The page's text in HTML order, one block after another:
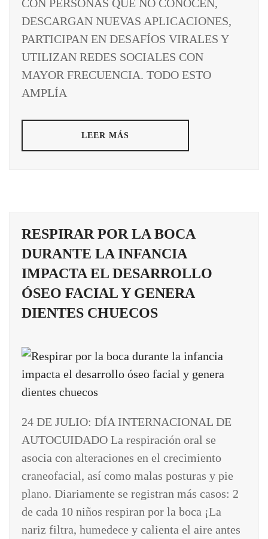
CON PERSONAS QUE NO CONOCEN,
DESCARGAN NUEVAS APLICACIONES,
PARTICIPAN EN DESAFÍOS VIRALES Y
UTILIZAN REDES SOCIALES CON
MAYOR FRECUENCIA. TODO ESTO
AMPLÍA
LEER MÁS
RESPIRAR POR LA BOCA
DURANTE LA INFANCIA
IMPACTA EL DESARROLLO
ÓSEO FACIAL Y GENERA
DIENTES CHUECOS
24 DE JULIO: DÍA INTERNACIONAL DE
AUTOCUIDADO La respiración oral se
asocia con alteraciones en el crecimiento
craneofacial, así como malas posturas y pie
plano. Diariamente se registran más casos: 2
de cada 10 niños respiran por la boca ¡La
nariz filtra, humedece y calienta el aire antes